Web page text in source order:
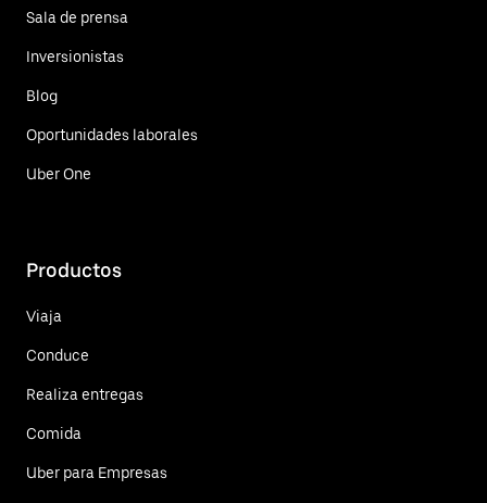
Sala de prensa
Inversionistas
Blog
Oportunidades laborales
Uber One
Productos
Viaja
Conduce
Realiza entregas
Comida
Uber para Empresas